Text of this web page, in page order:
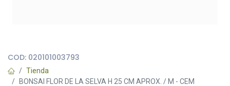
COD: 020101003793
Tienda
BONSAI FLOR DE LA SELVA H 25 CM APROX. / M - CEM